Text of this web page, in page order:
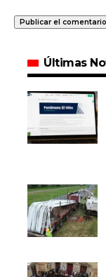
Últimas